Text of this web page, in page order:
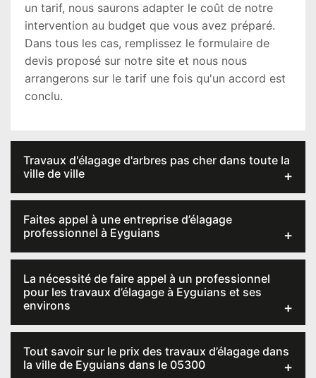
un tarif, nous saurons adapter le coût de notre
intervention au budget que vous avez préparé.
Dans tous les cas, remplissez le formulaire de
devis proposé sur notre site et nous nous
arrangerons sur le tarif une fois qu'un accord est
conclu.
Travaux d'élagage d'arbres pas cher dans toute la
ville de ville
Faites appel à une entreprise d’élagage
professionnel à Eyguians
La nécessité de faire appel à un professionnel
pour les travaux d’élagage à Eyguians et ses
environs
Tout savoir sur le prix des travaux d’élagage dans
la ville de Eyguians dans le 05300